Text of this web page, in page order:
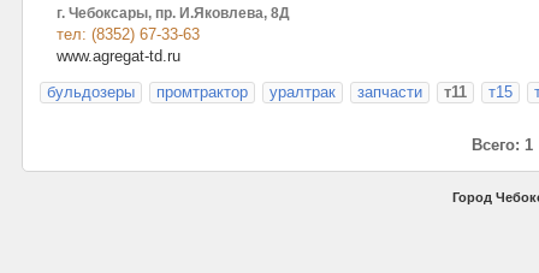
г. Чебоксары, пр. И.Яковлева, 8Д
тел: (8352) 67-33-63
www.agregat-td.ru
бульдозеры
промтрактор уралтрак запчасти т11 т15
Всего: 1
Город